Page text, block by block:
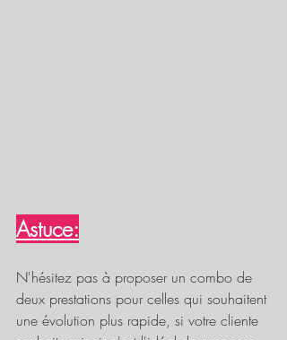
Astuce:
N'hésitez pas à proposer un combo de
deux prestations pour celles qui souhaitent
une évolution plus rapide, si votre cliente